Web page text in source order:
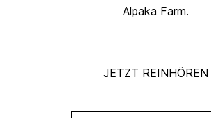
Alpaka Farm.
JETZT REINHÖREN